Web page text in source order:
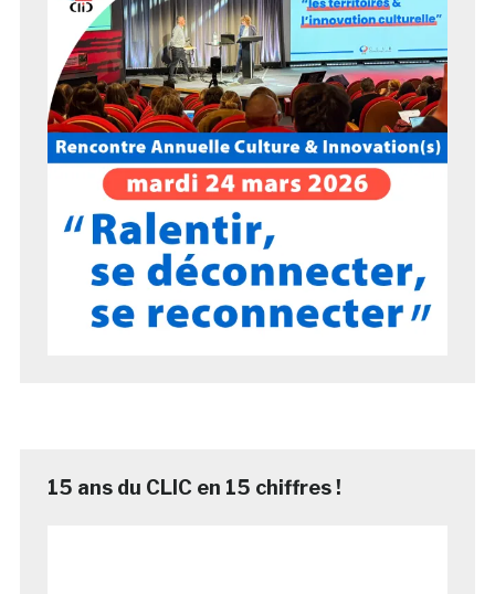
15 ans du CLIC en 15 chiffres !